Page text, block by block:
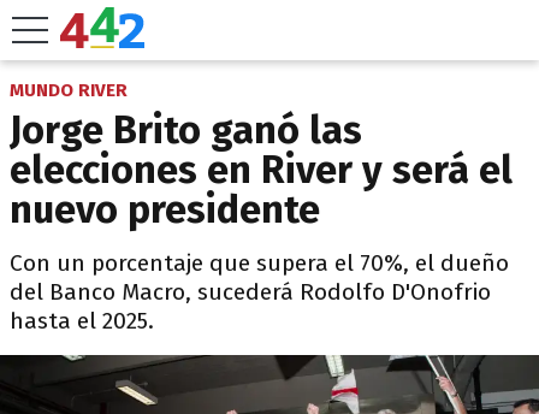
MUNDO RIVER
Jorge Brito ganó las
elecciones en River y será el
nuevo presidente
Con un porcentaje que supera el 70%, el dueño
del Banco Macro, sucederá Rodolfo D'Onofrio
hasta el 2025.